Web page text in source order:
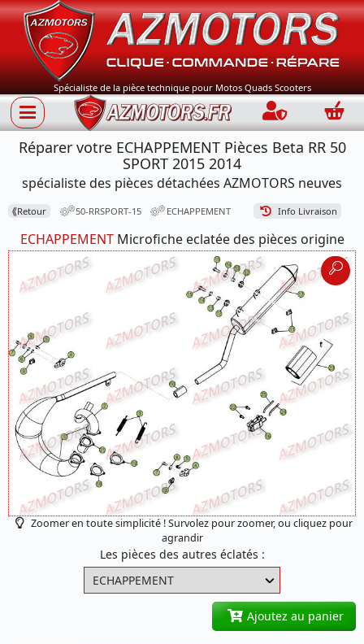
Spécialiste de la pièce technique pour Motos Quads Scooters
Connection
Réparer votre ECHAPPEMENT Pièces Beta RR 50
SPORT 2015 2014
spécialiste des pièces détachées AZMOTORS neuves
⟪Retour 50-RRSPORT-15 ECHAPPEMENT Info Livraison
ECHAPPEMENTMicrofiche eclatée des pièces origine
Zoomer en toute simplicité ! Survolez pour zoomer, ou cliquez pour
agrandir
Les pièces des autres éclatés :
Ajoutez au panier